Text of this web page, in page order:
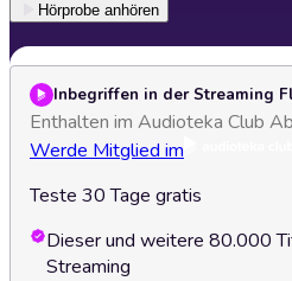
Hörprobe anhören
Inbegriffen in der Streaming
Enthalten im Audioteka Club
Werde Mitglied im
Teste 30 Tage gratis
Dieser und weitere 80.000
Streaming